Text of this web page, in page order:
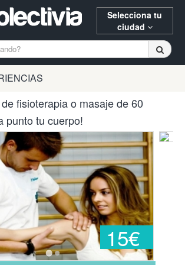
Selecciona tu
ciudad
15:00)
Escríbenos
Alicante
Burgos
Huesca Logroño
Oviedo Palencia
Santander Tarragona
Vitoria Zaragoza
fisioterapia o masaje de 60
punto tu cuerpo!
15€